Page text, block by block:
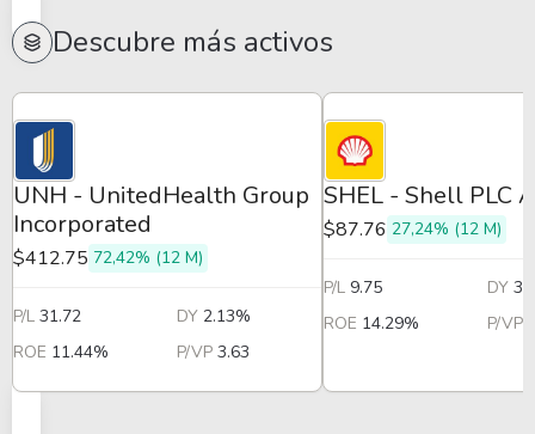
Descubre más activos
UNH - UnitedHealth Group
Incorporated
$412.75 72,42% (12 M)
P/L 31.72 DY 2.13%
ROE 11.44% P/VP 3.63
SHEL - Shell PLC
$87.76 27,24% (12 M)
P/L 9.75 DY
ROE 14.29% P/VP